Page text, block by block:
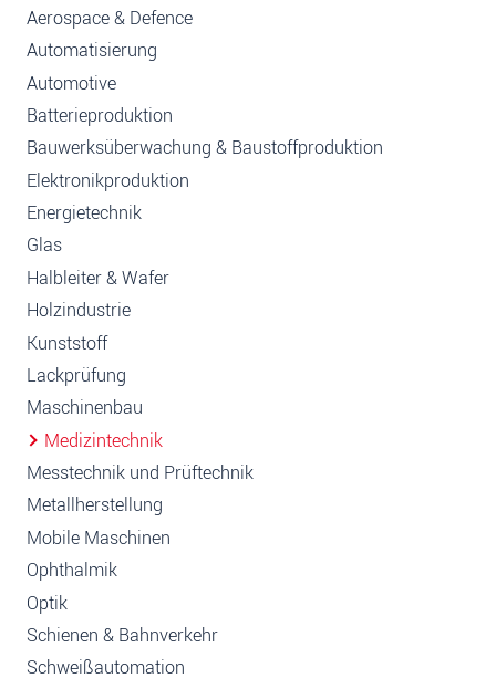
Aerospace & Defence
Automatisierung
Automotive
Batterieproduktion
Bauwerksüberwachung & Baustoffproduktion
Elektronikproduktion
Energietechnik
Glas
Halbleiter & Wafer
Holzindustrie
Kunststoff
Lackprüfung
Maschinenbau
Medizintechnik
Messtechnik und Prüftechnik
Metallherstellung
Mobile Maschinen
Ophthalmik
Optik
Schienen & Bahnverkehr
Schweißautomation